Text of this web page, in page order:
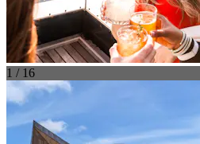
1 / 16